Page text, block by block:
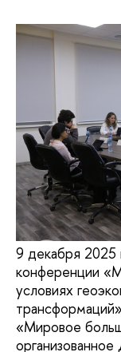
9 декабря
конференции
условиях
«Мировое